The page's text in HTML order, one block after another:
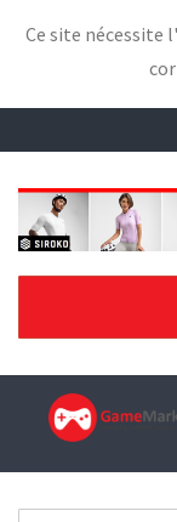
Ce site nécessite